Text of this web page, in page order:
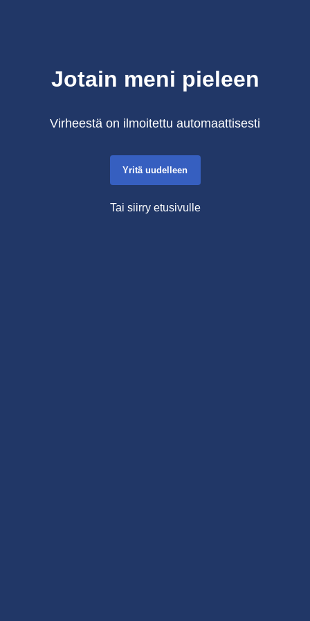
Jotain meni pieleen
Virheestä on ilmoitettu automaattisesti
Yritä uudelleen
Tai siirry etusivulle